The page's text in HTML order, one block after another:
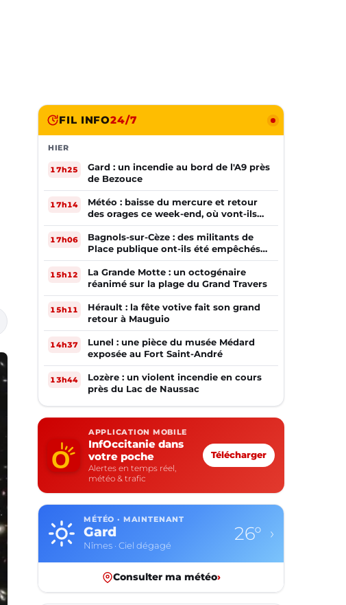
FIL INFO24/7
HIER
17h25
Gard : un incendie au bord de l'A9 près
de Bezouce
17h14
Météo : baisse du mercure et retour
des orages ce week-end, où vont-ils
frapper ?
17h06
Bagnols-sur-Cèze : des militants de
Place publique ont-ils été empêchés
de tracter par la mairie ?
15h12
La Grande Motte : un octogénaire
réanimé sur la plage du Grand Travers
15h11
Hérault : la fête votive fait son grand
retour à Mauguio
14h37
Lunel : une pièce du musée Médard
exposée au Fort Saint-André
13h44
Lozère : un violent incendie en cours
près du Lac de Naussac
APPLICATION MOBILE
InfOccitanie dans
votre poche
Alertes en temps réel,
météo & trafic
Télécharger
MÉTÉO · MAINTENANT
Haute-Garonne
Toulouse · Plutôt dégagé
22° ›
Consulter ma météo›